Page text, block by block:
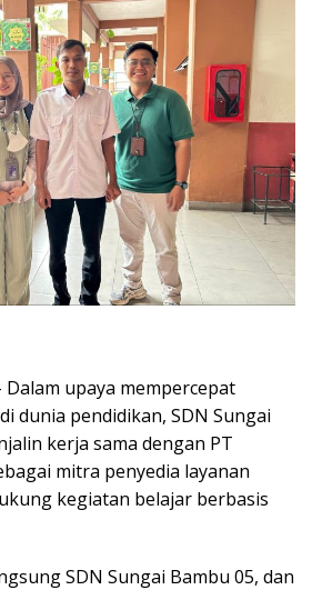
Dalam upaya mempercepat
dunia pendidikan, SDN Sungai
kerja sama dengan PT
mitra penyedia layanan
kegiatan belajar berbasis
SDN Sungai Bambu 05, dan